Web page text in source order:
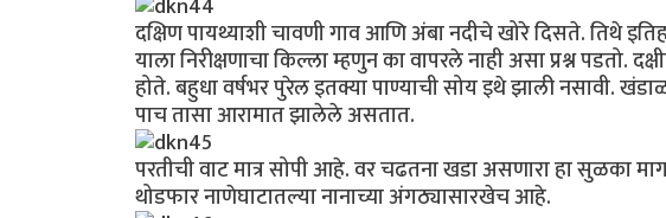
दक्षिण पायथ्याशी चावणी गाव आणि अंबा नदीचे खोरे दिसते. तिथे
याला निरीक्षणाचा किल्ला म्हणुन का वापरले नाही असा प्रश्न
होते. बहुधा वर्षभर पुरेल इतक्या पाण्याची सोय इथे झाली नसावी.
पाच तासा आरामात झालेले असतात.
परतीची वाट मात्र सोपी आहे. वर चढतना खडा असणारा हा सुळका
थोडफार नाणेघाटातल्या नानाच्या अंगठ्यासारखेच आहे.